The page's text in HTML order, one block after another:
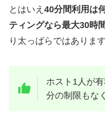
とはいえ 40分間利用は
ティングなら最大30時
り太っぱらではあります
ホスト1人が
分の制限もな